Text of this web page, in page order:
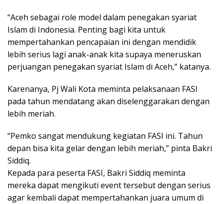
“Aceh sebagai role model dalam penegakan syariat
Islam di Indonesia. Penting bagi kita untuk
mempertahankan pencapaian ini dengan mendidik
lebih serius lagi anak-anak kita supaya meneruskan
perjuangan penegakan syariat Islam di Aceh,” katanya.
Karenanya, Pj Wali Kota meminta pelaksanaan FASI
pada tahun mendatang akan diselenggarakan dengan
lebih meriah.
“Pemko sangat mendukung kegiatan FASI ini. Tahun
depan bisa kita gelar dengan lebih meriah,” pinta Bakri
Siddiq.
Kepada para peserta FASI, Bakri Siddiq meminta
mereka dapat mengikuti event tersebut dengan serius
agar kembali dapat mempertahankan juara umum di